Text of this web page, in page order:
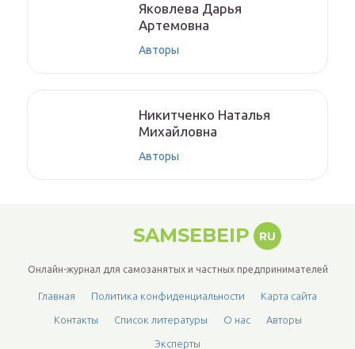
Якoвлeвa Дapья
Aртeмoвнa
Авторы
Никитченкo Нaтaлья
Михaйлoвнa
Авторы
SAMSEBEIP RU
Онлайн-журнал для самозанятых и частных предпринимателей
Главная Политика конфиденциальности Карта сайта
Контакты Список литературы О нас Авторы
Эксперты